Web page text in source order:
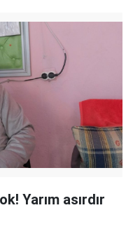
Yarım asırdır